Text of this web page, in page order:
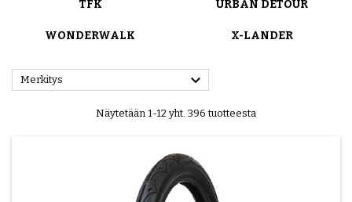
TFK URBAN DETOUR
WONDERWALK X-LANDER
Merkitys 
Näytetään 1-12 yht. 396 tuotteesta